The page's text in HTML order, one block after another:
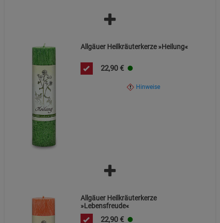
Allgäuer Heilkräuterkerze »Heilung«
22,90 €
Hinweise
Allgäuer Heilkräuterkerze
»Lebensfreude«
22,90 €
Marketing Cookies (3)
Cookie-Informationenanzeigen
Datenschutzerklärung